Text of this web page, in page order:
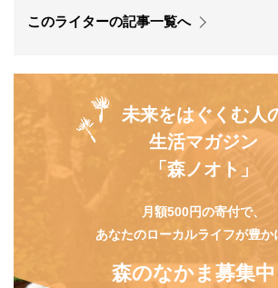
このライターの記事一覧へ
未来をはぐくむ人
生活マガジン
「森ノオト」
月額500円の寄付で、
あなたのローカルライフが豊か
森のなかま募集中